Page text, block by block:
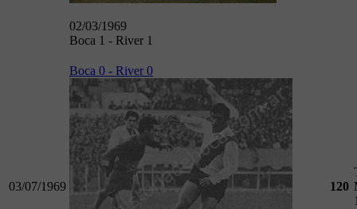
02/03/1969
Boca 1 - River 1
03/07/1969
Boca 0 - River 0
120